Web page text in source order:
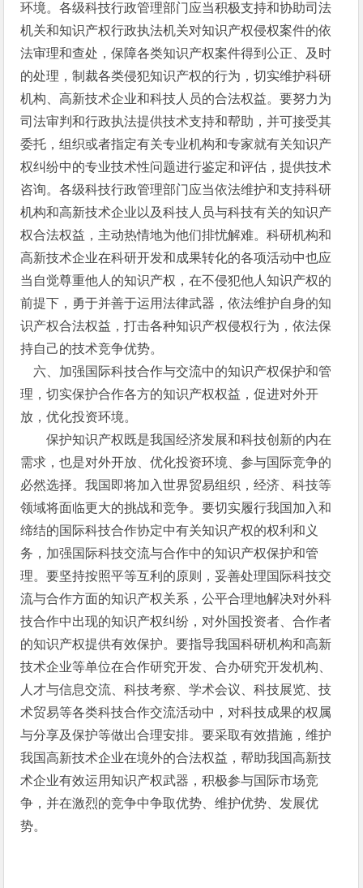
环境。各级科技行政管理部门应当积极支持和协助司法
机关和知识产权行政执法机关对知识产权侵权案件的依
法审理和查处，保障各类知识产权案件得到公正、及时
的处理，制裁各类侵犯知识产权的行为，切实维护科研
机构、高新技术企业和科技人员的合法权益。要努力为
司法审判和行政执法提供技术支持和帮助，并可接受其
委托，组织或者指定有关专业机构和专家就有关知识产
权纠纷中的专业技术性问题进行鉴定和评估，提供技术
咨询。各级科技行政管理部门应当依法维护和支持科研
机构和高新技术企业以及科技人员与科技有关的知识产
权合法权益，主动热情地为他们排忧解难。科研机构和
高新技术企业在科研开发和成果转化的各项活动中也应
当自觉尊重他人的知识产权，在不侵犯他人知识产权的
前提下，勇于并善于运用法律武器，依法维护自身的知
识产权合法权益，打击各种知识产权侵权行为，依法保
持自己的技术竞争优势。
六、加强国际科技合作与交流中的知识产权保护和管
理，切实保护合作各方的知识产权权益，促进对外开
放，优化投资环境。
保护知识产权既是我国经济发展和科技创新的内在
需求，也是对外开放、优化投资环境、参与国际竞争的
必然选择。我国即将加入世界贸易组织，经济、科技等
领域将面临更大的挑战和竞争。要切实履行我国加入和
缔结的国际科技合作协定中有关知识产权的权利和义
务，加强国际科技交流与合作中的知识产权保护和管
理。要坚持按照平等互利的原则，妥善处理国际科技交
流与合作方面的知识产权关系，公平合理地解决对外科
技合作中出现的知识产权纠纷，对外国投资者、合作者
的知识产权提供有效保护。要指导我国科研机构和高新
技术企业等单位在合作研究开发、合办研究开发机构、
人才与信息交流、科技考察、学术会议、科技展览、技
术贸易等各类科技合作交流活动中，对科技成果的权属
与分享及保护等做出合理安排。要采取有效措施，维护
我国高新技术企业在境外的合法权益，帮助我国高新技
术企业有效运用知识产权武器，积极参与国际市场竞
争，并在激烈的竞争中争取优势、维护优势、发展优
势。